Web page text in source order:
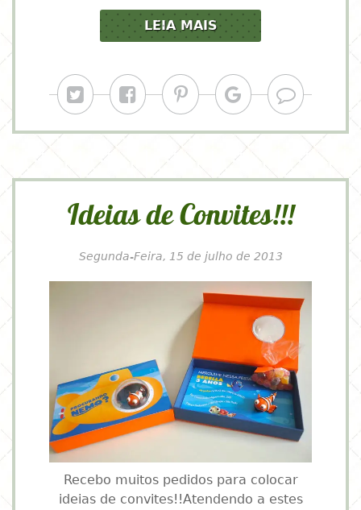
LEIA MAIS
Ideias de Convites!!!
Segunda-Feira, 15 de julho de 2013
Recebo muitos pedidos para colocar
ideias de convites!!Atendendo a estes